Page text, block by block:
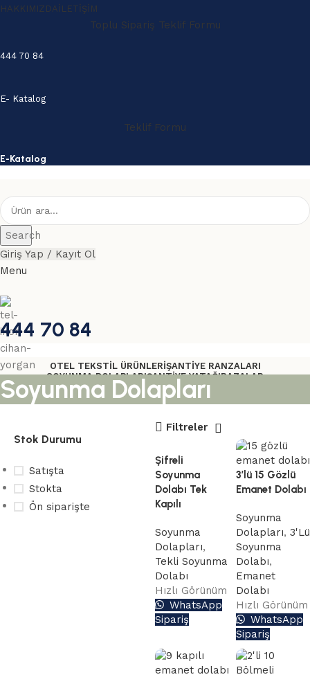
HAKKIMIZDA İLETIŞIM
Toplu Sipariş Teklif Formu
444 70 84
E- Katalog
Teklif Formu
E-Katalog
Search
Giriş Yap / Kayıt Ol
Menu
444 70 84
OTEL TEKSTIL ÜRÜNLERIŞANTIYE RANZALARI
SOYUNMA DOLAPLARIŞANTIYE YATAĞIBAZALAR
DIVAN VE SOMYALARBATTANIYELERYORGANLAR
NEVRESIM TAKIMLARI PIKELER ELYAFLAR
Soyunma Dolapları
Stok Durumu
Satışta
Stokta
Ön siparişte
Filtreler
Şifreli
Soyunma
Dolabı Tek
Kapılı
Soyunma
Dolapları,
Tekli Soyunma
Dolabı
Hızlı Görünüm
WhatsApp
Sipariş
3’lü 15 Gözlü
Emanet Dolabı
Soyunma
Dolapları, 3'Lü
Soyunma
Dolabı,
Emanet
Dolabı
Hızlı Görünüm
WhatsApp
Sipariş